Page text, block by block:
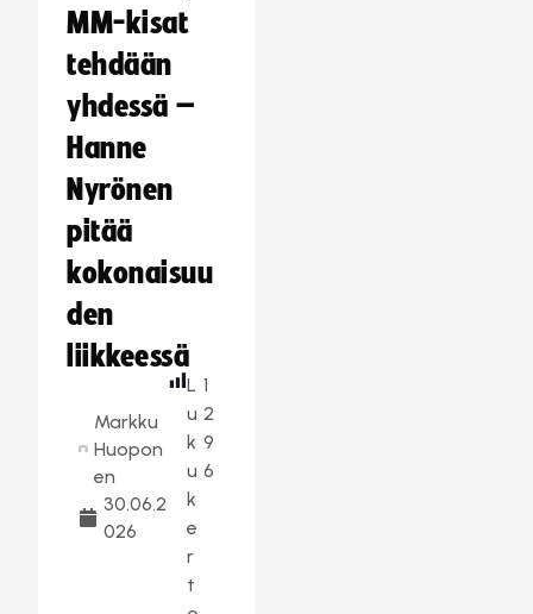
MM-kisat
tehdään
yhdessä –
Hanne
Nyrönen
pitää
kokonaisuu
den
liikkeessä
Markku
Huopon
en
30.06.2
026
L
u
k
u
k
e
r
t
1
2
9
6